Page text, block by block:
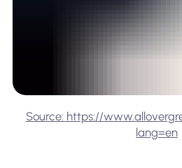
Source: https://
lang=en